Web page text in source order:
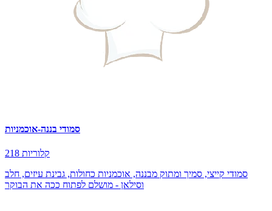
סמודי בננה-אוכמניות
218 קלוריות
סמודי קייצי, סמיך ומתוק מבננה, אוכמניות כחולות, גבינת עיזים, חלב
וסילאן - מושלם לפתוח ככה את הבוקר